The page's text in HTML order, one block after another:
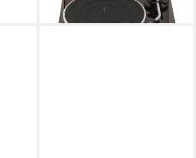
lieferbar - in 3-4 Werktagen bei dir